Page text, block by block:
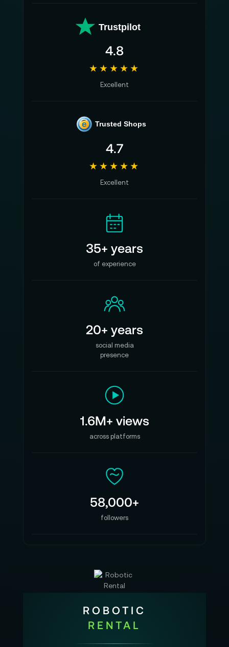
Trustpilot
4.8
★★★★★
Excellent
e Trusted Shops
4.7
★★★★★
Excellent
35+ years
of experience
20+ years
social media
presence
1.6M+ views
across platforms
58,000+
followers
ROBOTIC
RENTAL